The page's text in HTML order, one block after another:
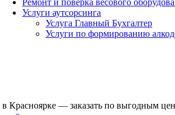
Ремонт и поверка весового
Услуги аутсорсинга
Услуга Главный Бухгалтер
Услуги по формированию
Красноярке — заказать по выгодным